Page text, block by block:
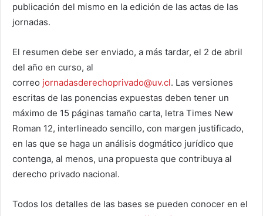
publicación del mismo en la edición de las actas de las
jornadas.
El resumen debe ser enviado, a más tardar, el 2 de abril
del año en curso, al
correo jornadasderechoprivado@uv.cl. Las versiones
escritas de las ponencias expuestas deben tener un
máximo de 15 páginas tamaño carta, letra Times New
Roman 12, interlineado sencillo, con margen justificado,
en las que se haga un análisis dogmático jurídico que
contenga, al menos, una propuesta que contribuya al
derecho privado nacional.
Todos los detalles de las bases se pueden conocer en el